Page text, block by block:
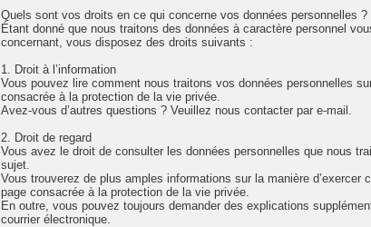
Quels sont vos droits en ce qui concerne vos données personnelles ?
Étant donné que nous traitons des données à caractère personnel
concernant, vous disposez des droits suivants :
1. Droit à l’information
Vous pouvez lire comment nous traitons vos données personnelles
consacrée à la protection de la vie privée.
Avez-vous d’autres questions ? Veuillez nous contacter par e-mail.
2. Droit de regard
Vous avez le droit de consulter les données personnelles que nous
sujet.
Vous trouverez de plus amples informations sur la manière d’exercer
page consacrée à la protection de la vie privée.
En outre, vous pouvez toujours demander des explications
courrier électronique.